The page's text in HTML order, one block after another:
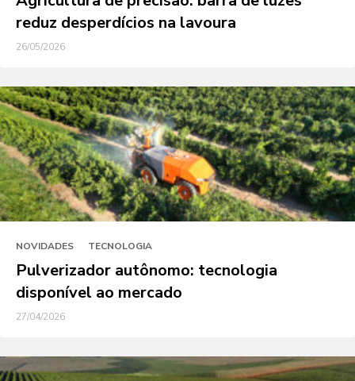
reduz desperdícios na lavoura
26/05/2026
NOVIDADES TECNOLOGIA
Pulverizador autônomo: tecnologia
disponível ao mercado
27/04/2026